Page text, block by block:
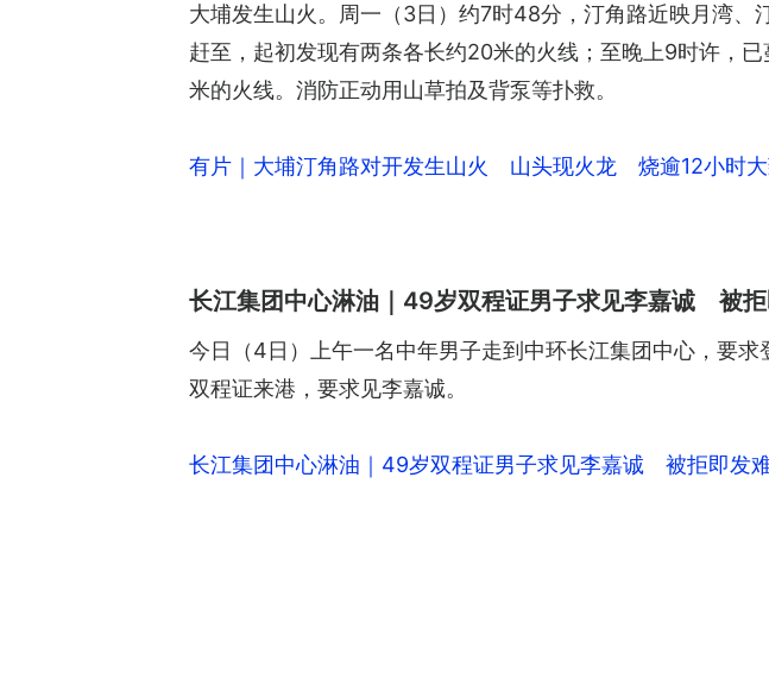
大埔发生山火。周一（3日）约7时48分，汀角路近映月湾
赶至，起初发现有两条各长约20米的火线；至晚上9时许，
米的火线。消防正动用山草拍及背泵等扑救。
有片｜大埔汀角路对开发生山火 山头现火龙 烧逾12小时
长江集团中心淋油｜49岁双程证男子求见李嘉诚 被
今日（4日）上午一名中年男子走到中环长江集团中心，要
双程证来港，要求见李嘉诚。
长江集团中心淋油｜49岁双程证男子求见李嘉诚 被拒即发